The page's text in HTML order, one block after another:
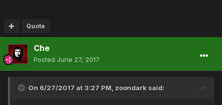
Quote
Che
Posted June 27, 2017
On 6/27/2017 at 3:27 PM, zoondark said: